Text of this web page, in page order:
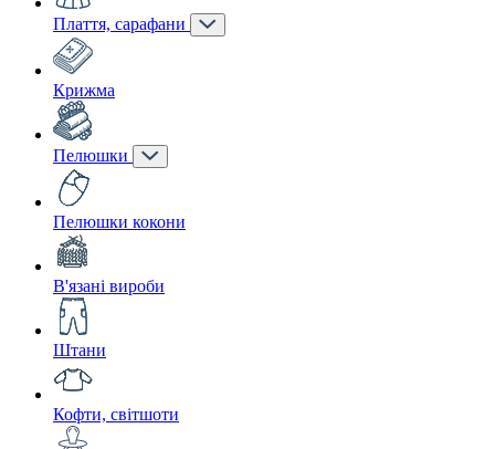
Плаття, сарафани
Крижма
Пелюшки
Пелюшки кокони
В'язані вироби
Штани
Кофти, світшоти